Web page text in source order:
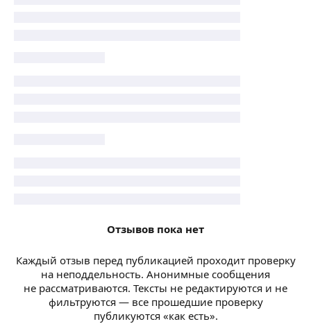
Отзывов пока нет
Каждый отзыв перед публикацией проходит проверку
на неподдельность. Анонимные сообщения
не рассматриваются. Тексты не редактируются и не
фильтруются — все прошедшие проверку
публикуются «как есть».